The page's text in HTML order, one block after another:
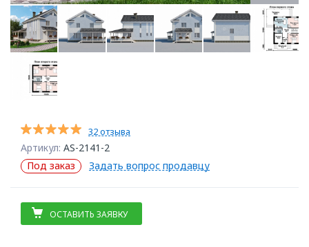
32 отзыва
Артикул: AS-2141-2
Под заказ
Задать вопрос продавцу
ОСТАВИТЬ ЗАЯВКУ